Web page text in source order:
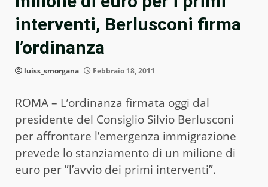
interventi, Berlusconi firma
l’ordinanza
luiss_smorgana Febbraio 18, 2011
ROMA – L’ordinanza firmata oggi dal
presidente del Consiglio Silvio Berlusconi
per affrontare l’emergenza immigrazione
prevede lo stanziamento di un milione di
euro per ”l’avvio dei primi interventi”.